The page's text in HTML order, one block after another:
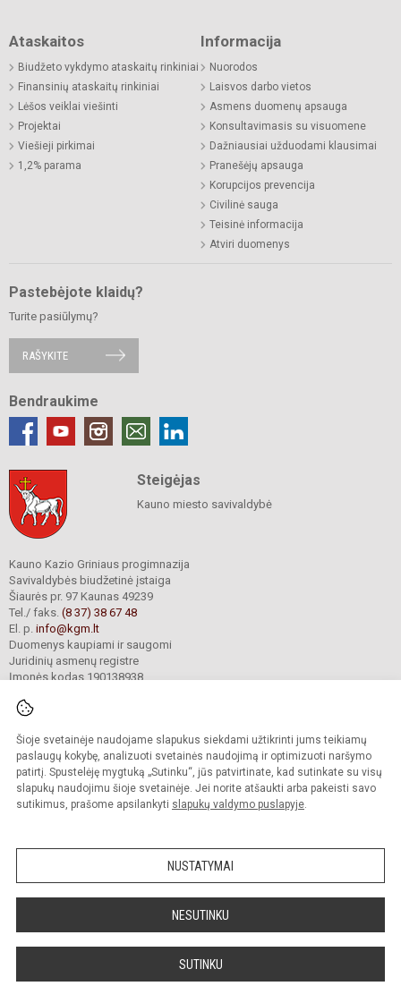
Šioje svetainėje naudojame slapukus siekdami užtikrinti jums teikiamų
paslaugų kokybę, analizuoti svetainės naudojimą ir optimizuoti naršymo
patirtį. Spustelėję mygtuką „Sutinku“, jūs patvirtinate, kad sutinkate su visų
slapukų naudojimu šioje svetainėje. Jei norite atšaukti arba pakeisti savo
sutikimus, prašome apsilankyti slapukų valdymo puslapyje.
NUSTATYMAI
NESUTINKU
SUTINKU
Ataskaitos
Biudžeto vykdymo ataskaitų rinkiniai
Finansinių ataskaitų rinkiniai
Lėšos veiklai viešinti
Projektai
Viešieji pirkimai
1,2% parama
Informacija
Nuorodos
Laisvos darbo vietos
Asmens duomenų apsauga
Konsultavimasis su visuomene
Dažniausiai užduodami klausimai
Pranešėjų apsauga
Korupcijos prevencija
Civilinė sauga
Teisinė informacija
Atviri duomenys
Pastebėjote klaidų?
Turite pasiūlymų?
RAŠYKITE
Bendraukime
Steigėjas
Kauno miesto savivaldybė
Kauno Kazio Griniaus progimnazija
Savivaldybės biudžetinė įstaiga
Šiaurės pr. 97 Kaunas 49239
Tel./ faks. (8 37) 38 67 48
El. p. info@kgm.lt
Duomenys kaupiami ir saugomi
Juridinių asmenų registre
Įmonės kodas 190138938
© 2024. Kauno Kazio Griniaus progimnazija. Visos teisės saugomos.
Kopijuoti turinį be raštiško progimnazijos sutikimo griežtai draudžiama.
Prieinamumo paraiška Slapukų valdymas
Sumanus būdas atnaujinti